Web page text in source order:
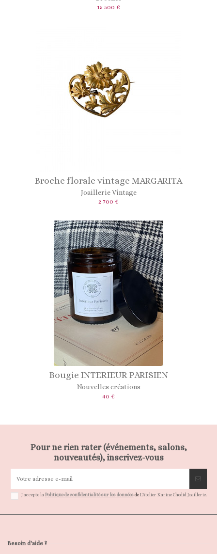
15 500 €
Broche florale vintage MARGARITA
Joaillerie Vintage
2 700 €
Bougie INTERIEUR PARISIEN
Nouvelles créations
40 €
Pour ne rien rater (événements, salons,
nouveautés), inscrivez-vous
J'accepte laPolitique de confidentialité sur les données deL'Atelier Karine Chedid Joaillerie.
Besoin d'aide ?